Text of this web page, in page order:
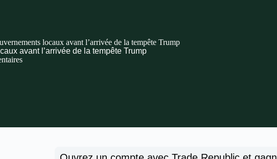
locaux avant l’arrivée de la tempête Trump
avant l’arrivée de la tempête Trump